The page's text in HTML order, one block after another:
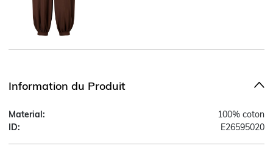
Information du Produit
Material:
100% coton
ID:
E26595020